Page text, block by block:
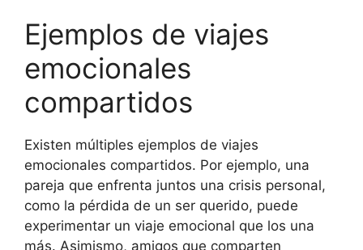
Ejemplos de viajes
emocionales
compartidos
Existen múltiples ejemplos de viajes
emocionales compartidos. Por ejemplo, una
pareja que enfrenta juntos una crisis personal,
como la pérdida de un ser querido, puede
experimentar un viaje emocional que los una
más. Asimismo, amigos que comparten